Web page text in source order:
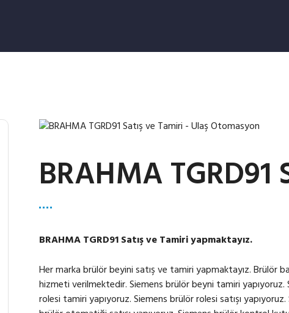
BRAHMA TGRD91
BRAHMA TGRD91 Satış ve Tamiri yapmaktayız.
Her marka brülör beyini satış ve tamiri yapmaktayız. Brülör bakım, onarım ve revizyonu için 7/24 teknik servis hizmeti verilmektedir. Siemens brülör beyni tamiri yapıyoruz. Siemens brülör beyini satışı yapıyoruz. Siemens brülör rolesi tamiri yapıyoruz. Siemens brülör rolesi satışı yapıyoruz. Siemens brülör otomatiği tamiri yapıyoruz. Siemens brülör otomatiği satışı yapıyoruz. Siemens brülör kontrol kutusu tamiri yapıyoruz. Siemens brülör kontrol kutusu satışı yapıyoruz. Brahma brülör beyni tamiri yapıyoruz. Brahma brülör beyini satışı yapıyoruz. Brahma brülör rolesi tamiri yapıyoruz. Brahma brülör rolesi satışı yapıyoruz. Brahma brülör otomatiği satışı yapıyoruz. Brahma brülör otomatiği tamiri yapıyoruz. Brahma brülör kontrol kutusu tamiri yapıyoruz. Brahma brülör kontrol kutusu satışı yapıyoruz. Brahma brülör denetleyici tamiri yapıyoruz. Brahma brülör denetleyici satışı yapıyoruz. Honeywell brülör beyni tamiri yapıyoruz. Honeywell brülör beyini satışı yapıyoruz. Honeywell brülör rolesi tamiri yapıyoruz. Honeywell brülör rolesi satışı yapıyoruz. Honeywell brülör otomatiği tamiri yapıyoruz. Honeywell brülör otomatiği satışı yapıyoruz. Honeywell brülör kontrol kutusu tamiri yapıyoruz. Honeywell brülör kontrol kutusu satışı yapıyoruz. Honeywell brülör denetleyici tamiri yapıyoruz. Honeywell brüllör denetleyici satışı yapıyoruz. Sacmi brülör beyni tamiri yapıyoruz. Sacmi brülör beyini satışı yapıyoruz. Sacmi brülör rolesi tamiri yapıyoruz. Sacmi brülör rolesi satışı yapıyoruz. Sacmi brülör otomatiği tamiri yapıyoruz. Sacmi brülör otomatiği satışı yapıyoruz. Sacmi brülör denetleyici tamiri yapıyoruz. Sacmi brülör denetleyici satışı yapıyoruz. Sacmi brülör kontrol kutusu tamiri yapıyoruz. Sacmi brülör kontrol kutusu satışı yapıyoruz. Landis brülör beyni tamiri yapıyoruz. Landis brülör beyini satışı yapıyoruz. Landis brülör rolesi tamiri yapıyoruz. Landis brülör rolesi satışı yapıyoruz. Landis brülör otomatiği tamiri yapıyoruz. Landis brülör otomatiği satışı yapıyoruz. Landis brülör kontrol kutusu tamiri yapıyoruz. Landis brülör kontrol kutusu satışı yapıyoruz. Landis brülör denetleyici tamiri yapıyoruz. Landis brülör denetleyici satışı yapıyoruz. Kromschroder brülör beyni tamiri yapıyoruz. Krom Schroder brülör beyni satışı yapıyoruz. Kromschroder brülör rolesi tamiri yapıyoruz. Krom Schroder brülör rolesi satışı yapıyoruz. Kromschroder brülör otomatiği tamiri yapıyoruz. Krom Schroder brülör otomatiği satışı yapıyoruz. Kromschroder brülör kontrol kutusu tamiri yapıyoruz. Krom Schroder brülör kontrol kutusu satışı yapıyoruz. Kromschroder brülör denetleyici tamiri yapıyoruz. Krom Schroder brülör denetleyici satışı yapıyoruz. Satronic brülör beyni tamiri yapıyoruz. Satronic brülör beyini satışı yapıyoruz. Satronic brülör rolesi tamiri yapıyoruz. Satronic brülör rolesi satışı yapıyoruz. Satronic brülör otomatiği tamiri yapıyoruz. Satronic brülör otomatiği satışı yapıyoruz. Satronic brülör kontrol kutusu tamiri yapıyoruz. Satronic brülör kontrol kutusu satışı yapıyoruz. Satronic brülör denetleyici tamiri yapıyoruz. Satronic brülör denetleyici satışı yapıyoruz. Lamtec brülör beyni tamiri yapıyoruz. Lamtec brülör beyini tamiri yapıyoruz. Lamtec brülör rolesi tamiri yapıyoruz. Lamtec brülör rolesi satışı yapıyoruz. Lamtec brülör otomatiği tamiri yapıyoruz. Lamtec brülör otomatiği satışı yapıyoruz. Lamtec brülör denetleyici tamiri yapıyoruz. Lamtec brülör denetleyici satışı yapıyoruz. Lamtec brülör kontrol kutusu tamiri yapıyoruz. Lamtec brülör kontrol kutusu satışı yapıyoruz. Geox brülör beyni tamiri yapıyoruz. Geox brülör beyini satışı yapıyoruz. Geox brülör rolesi tamiri yapıyoruz. Geox brülör rolesi satışı yapıyoruz. Geox brülör otomatiği tamiri yapıyoruz. Geox brülör otomatiği satışı yapıyoruz. Geox brülör kontrol kutusu tamiri yapıyoruz. Geox brülör kontrol kutusu satışı yapıyoruz. Geox brülör denetleyici tamiri yapıyoruz. SIEMENS LME21.130C2 satış ve tamiri yapıyoruz. SIEMENS LME21.230C2 satış ve tamiri yapıyoruz. SIEMENS LME21.330C2 satış ve tamiri yapıyoruz. SIEMENS LME21.350C2 satış ve tamiri yapıyoruz. SIEMENS LME21.550C2 satış ve tamiri yapıyoruz. SIEMENS LME22.131C2 satış ve tamiri yapıyoruz. SIEMENS LME22.231C2 satış ve tamiri yapıyoruz. SIEMENS LME22.232C2 satış ve tamiri yapıyoruz. SIEMENS LME22.233C2 satış ve tamiri yapıyoruz. SIEMENS LME22.331C2 satış ve tamiri yapıyoruz. SIEMENS LGA52.171B27 satış ve tamiri yapıyoruz. SIEMENS LME39.400A2 satış ve tamiri yapıyoruz. SIEMENS LME41.054C2 satış ve tamiri yapıyoruz. SIEMENS LME41.091C2 satış ve tamiri yapıyoruz. SIEMENS LGB21.330A27 satış ve tamiri yapıyoruz. SIEMENS LGB21.130A27 satış ve tamiri yapıyoruz. SIEMENS LGB21.230A27 satış ve tamiri yapıyoruz. SIEMENS LGB21.350A27 satış ve tamiri yapıyoruz. SIEMENS LGB21.550A27 satış ve tamiri yapıyoruz. SIEMENS LGB21.330A27 satış ve tamiri yapıyoruz. SIEMENS LGB22.230B27 satış ve tamiri yapıyoruz. SIEMENS LGB32.330A27 satış ve tamiri yapıyoruz. SIEMENS LGB22.130A27 satış ve tamiri yapıyoruz. SIEMENS LGB41.258A27 satış ve tamiri yapıyoruz. SIEMENS LGB22.330A27 satış ve tamiri yapıyoruz. SIEMENS LME11.330C2BT satış ve tamiri yapıyoruz. SIEMENS LME21.430C2BT satış ve tamiri yapıyoruz. SIEMENS LMO44.255C2BT satış ve tamiri yapıyoruz. SIEMENS LME22.233C2BT satış ve tamiri yapıyoruz. SIEMENS LME22.331C2BT satış ve tamiri yapıyoruz. SIEMENS LME21.330C2BT satış ve tamiri yapıyoruz. SIEMENS LME22.233C2RL satış ve tamiri yapıyoruz. SIEMENS LME21.430C2 satış ve tamiri yapıyoruz. SIEMENS LME21.130C2RL satış ve tamiri yapıyoruz. SIEMENS LME21.330A2BT satış ve tamiri yapıyoruz. SIEMENS LMO14.111C2BT satış ve tamiri yapıyoruz. SIEMENS